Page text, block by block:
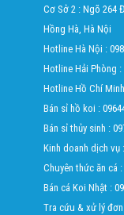
Cơ Sở 2 : Ngõ 264
Hồng Hà, Hà Nội
Hotline Hà Nội :
Hotline Hải Phòng :
Hotline Hồ Chí
Bán sỉ hồ koi :
Bán sỉ thủy sinh :
Kinh doanh dịch vụ :
Chuyên thức ăn cá :
Bán cá Koi Nhật :
Tra cứu & xử lý